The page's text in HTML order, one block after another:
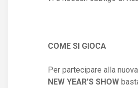
COME SI GIOCA
Per partecipare alla
NEW YEAR’S SHOW